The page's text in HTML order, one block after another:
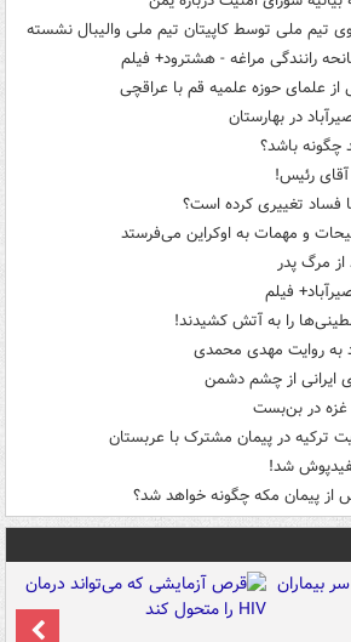
تیم ملی توسط کاپیتان تیم ملی والیبال نشسته
رانندگی مراغه - هشترود+ فیلم
علمای حوزه علمیه قم با عراقچی
در بهارستان
چگونه باشد؟
آقای رئیس!
فساد تغییری کرده است؟
و مهمات به اوکراین می‌فرستد
مرگ پدر
فیلم
را به آتش کشیدند!
به روایت مهدی محمدی
ایرانی از چشم دشمن
ترکیه در پیمان مشترک با عربستان
شد!
پیمان مکه چگونه خواهد شد؟